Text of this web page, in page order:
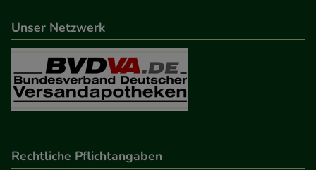
Besuchers oder unsere Seite an bevorzugte
Verhaltensweisen (z.B. Spracheinstellung)
anzupassen. Komfort-Cookies ermöglichen es uns
auch auf Ihre Bedürfnisse zugeschrittene Inhalte
anzuzeigen und unser Partnerprogramm zu
Statistik & Tracking:Hierüber lassen sich
Unser Netzwerk
Rechtliche Pflichtangaben